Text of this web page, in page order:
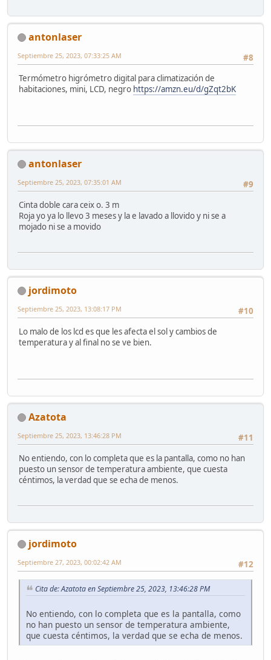
antonlaser
#8
Septiembre 25, 2023, 07:33:25 AM
Termómetro higrómetro digital para climatización de
habitaciones, mini, LCD, negro https://amzn.eu/d/gZqt2bK
antonlaser
#9
Septiembre 25, 2023, 07:35:01 AM
Cinta doble cara ceix o. 3 m
Roja yo ya lo llevo 3 meses y la e lavado a llovido y ni se a
mojado ni se a movido
jordimoto
#10
Septiembre 25, 2023, 13:08:17 PM
Lo malo de los lcd es que les afecta el sol y cambios de
temperatura y al final no se ve bien.
Azatota
#11
Septiembre 25, 2023, 13:46:28 PM
No entiendo, con lo completa que es la pantalla, como no han
puesto un sensor de temperatura ambiente, que cuesta
céntimos, la verdad que se echa de menos.
jordimoto
#12
Septiembre 27, 2023, 00:02:42 AM
Cita de: Azatota en Septiembre 25, 2023, 13:46:28 PM
No entiendo, con lo completa que es la pantalla, como
no han puesto un sensor de temperatura ambiente,
que cuesta céntimos, la verdad que se echa de menos.